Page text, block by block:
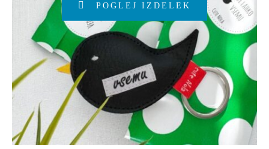
POGLEJ IZDELEK